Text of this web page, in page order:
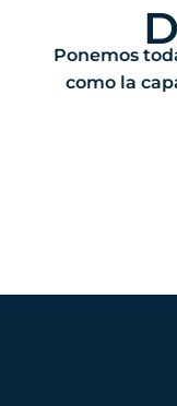
Ponemos
como la